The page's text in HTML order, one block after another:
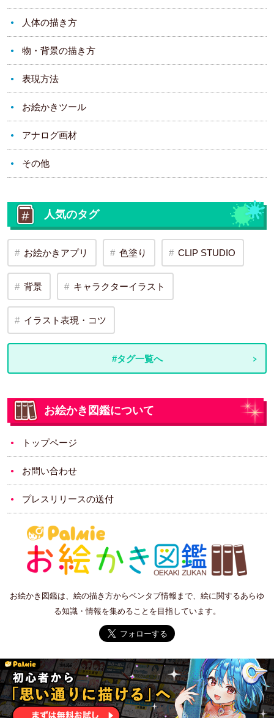
人体の描き方
物・背景の描き方
表現方法
お絵かきツール
アナログ画材
その他
人気のタグ
お絵かきアプリ 色塗り CLIP STUDIO
背景 キャラクターイラスト
イラスト表現・コツ
#タグ一覧へ
お絵かき図鑑について
トップページ
お問い合わせ
プレスリリースの送付
お絵かき図鑑は、絵の描き方からペンタブ情報まで、絵に関するあらゆ
る知識・情報を集めることを目指しています。